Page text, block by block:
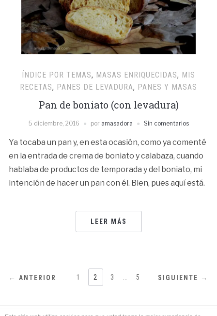
ÍNDICE POR TEMAS, MASAS ENRIQUECIDAS, MIS
RECETAS, PANES DE LEVADURA, PANES Y MASAS
Pan de boniato (con levadura)
5 diciembre, 2016 por amasadora Sin comentarios
Ya tocaba un pan y, en esta ocasión, como ya comenté
en la entrada de crema de boniato y calabaza, cuando
hablaba de productos de temporada y del boniato, mi
intención de hacer un pan con él. Bien, pues aquí está.
LEER MÁS
NAVEGACIÓN
← ANTERIOR 1 2 3 … 5 SIGUIENTE →